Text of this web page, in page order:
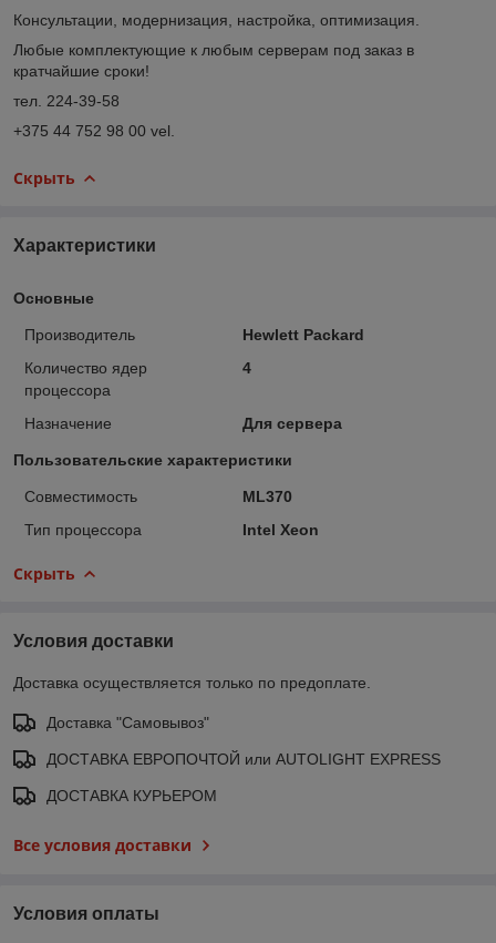
Консультации, модернизация, настройка, оптимизация.
Любые комплектующие к любым серверам под заказ в
кратчайшие сроки!
тел. 224-39-58
+375 44 752 98 00 vel.
Скрыть
Характеристики
Основные
Производитель
Hewlett Packard
Количество ядер
процессора
4
Назначение Для сервера
Пользовательские характеристики
Совместимость
ML370
Тип процессора
Intel Xeon
Скрыть
Условия доставки
Доставка осуществляется только по предоплате.
Доставка "Самовывоз"
ДОСТАВКА ЕВРОПОЧТОЙ или AUTOLIGHT EXPRESS
ДОСТАВКА КУРЬЕРОМ
Все условия доставки
Условия оплаты